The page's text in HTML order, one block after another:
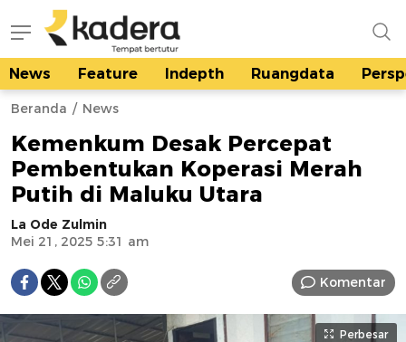
kadera.id
Tempat bertutur
News Feature Indepth Ruangdata
Beranda News
Kemenkum Desak Percepat
Pembentukan Koperasi Merah
Putih di Maluku Utara
La Ode Zulmin
Mei 21, 2025 5:31 am
Komentar
Perbesar